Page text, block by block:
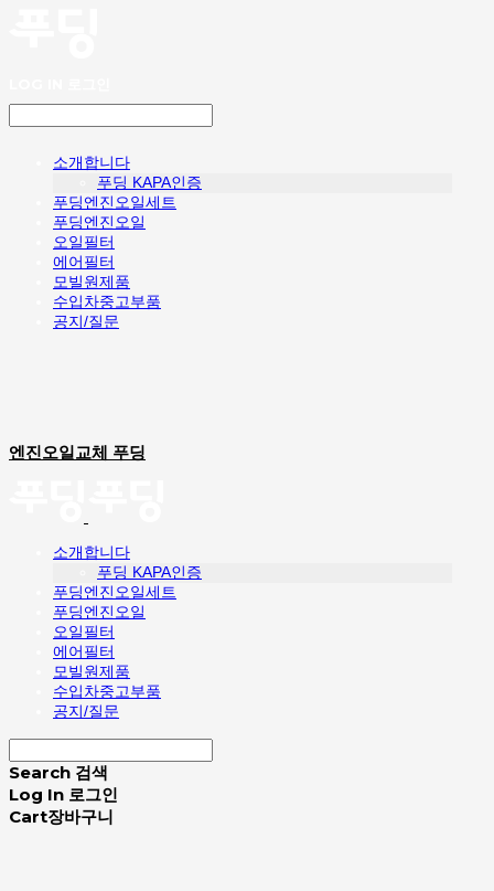
소개합니다
푸딩 KAPA인증
푸딩엔진오일세트
푸딩엔진오일
오일필터
에어필터
모빌원제품
수입차중고부품
공지/질문
엔진오일교체 푸딩
소개합니다
푸딩 KAPA인증
푸딩엔진오일세트
푸딩엔진오일
오일필터
에어필터
모빌원제품
수입차중고부품
공지/질문
Search 검색
Log In 로그인
Cart장바구니